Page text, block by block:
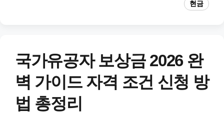
현금
국가유공자 보상금 2026 완
벽 가이드 자격 조건 신청 방
법 총정리